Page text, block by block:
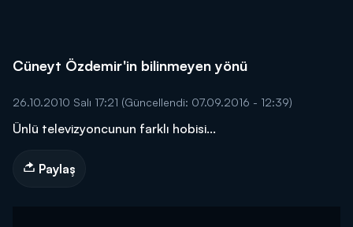
Cüneyt Özdemir'in bilinmeyen yönü
26.10.2010 Salı 17:21 (Güncellendi: 07.09.2016 - 12:39)
Ünlü televizyoncunun farklı hobisi...
Paylaş